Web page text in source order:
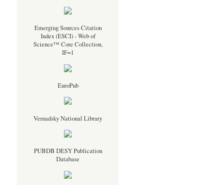
Emerging Sources Citation
Index (ESCI) - Web of
Science™ Core Collection,
IF=1
EuroPub
Vernadsky National Library
PUBDB DESY Publication
Database